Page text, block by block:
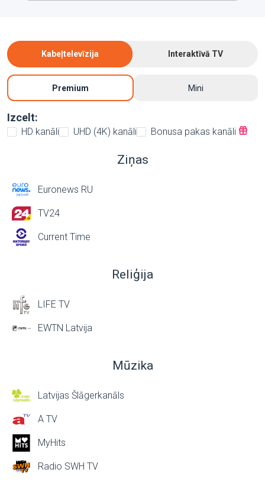
Kabeļtelevīzija Interaktīvā TV
Premium Mini
Izcelt:
HD kanāli UHD (4K) kanāli Bonusa pakas kanāli
Ziņas
Euronews RU
TV24
Current Time
Reliģija
LIFE TV
EWTN Latvija
Mūzika
Latvijas Šlāgerkanāls
A TV
MyHits
Radio SWH TV